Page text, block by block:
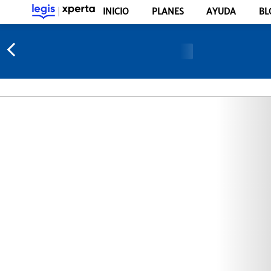
INICIO PLANES AYUDA